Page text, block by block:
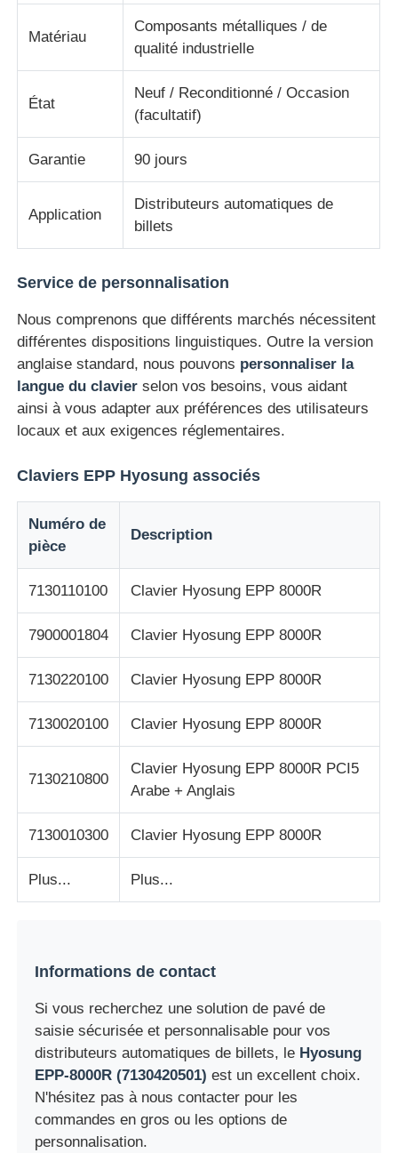
Pièces pour ATM Diebold
Pièces ATM NCR
Pièces d'atmosphère de Wincor
Pièces de distributeurs Hyosung
Pièces de distributeurs automatiques Fujitsu
Pièces de distributeurs automatiques Hitachi
Pièces d'atmosphère de GRG
Pièces de guichet automatique Glory NMD
Pièces de distributeurs automatiques OKI
Parties Genmega ATM
Accepteur de factures
compteur de facture
Imprimante de carte
machine à poser
Recycleur de pièces
Matériau
Composants métalliques / de
qualité industrielle
État
Neuf / Reconditionné / Occasion
(facultatif)
Garantie 90 jours
Application
Distributeurs automatiques de
billets
Service de personnalisation
Nous comprenons que différents marchés nécessitent
différentes dispositions linguistiques. Outre la version
anglaise standard, nous pouvons personnaliser la
langue du clavier selon vos besoins, vous aidant
ainsi à vous adapter aux préférences des utilisateurs
locaux et aux exigences réglementaires.
Claviers EPP Hyosung associés
Numéro de
pièce
Description
7130110100 Clavier Hyosung EPP 8000R
7900001804 Clavier Hyosung EPP 8000R
7130220100 Clavier Hyosung EPP 8000R
7130020100 Clavier Hyosung EPP 8000R
7130210800
Clavier Hyosung EPP 8000R PCI5
Arabe + Anglais
7130010300 Clavier Hyosung EPP 8000R
Plus... Plus...
Informations de contact
Si vous recherchez une solution de pavé de
saisie sécurisée et personnalisable pour vos
distributeurs automatiques de billets, le Hyosung
EPP-8000R (7130420501) est un excellent choix.
N'hésitez pas à nous contacter pour les
commandes en gros ou les options de
personnalisation.